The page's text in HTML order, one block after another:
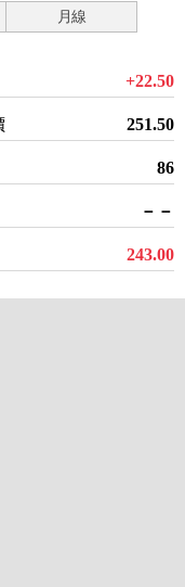
月線
+22.50
251.50
86
－－
243.00